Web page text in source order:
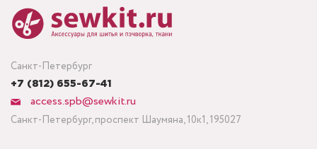
Санкт-Петербург
+7 (812) 655-67-41
access.spb@sewkit.ru
Санкт-Петербург, проспект Шаумяна, 10к1, 195027